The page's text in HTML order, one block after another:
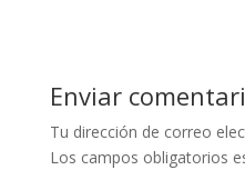
Li
n
k
o
o
k
Enviar
Tu dirección de correo
Los campos obligatorios